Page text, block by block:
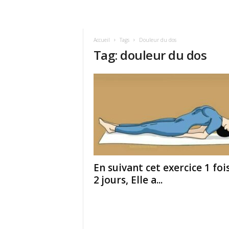
Accueil Tags Douleur du dos
Tag: douleur du dos
En suivant cet exercice 1
2 jours, Elle a...